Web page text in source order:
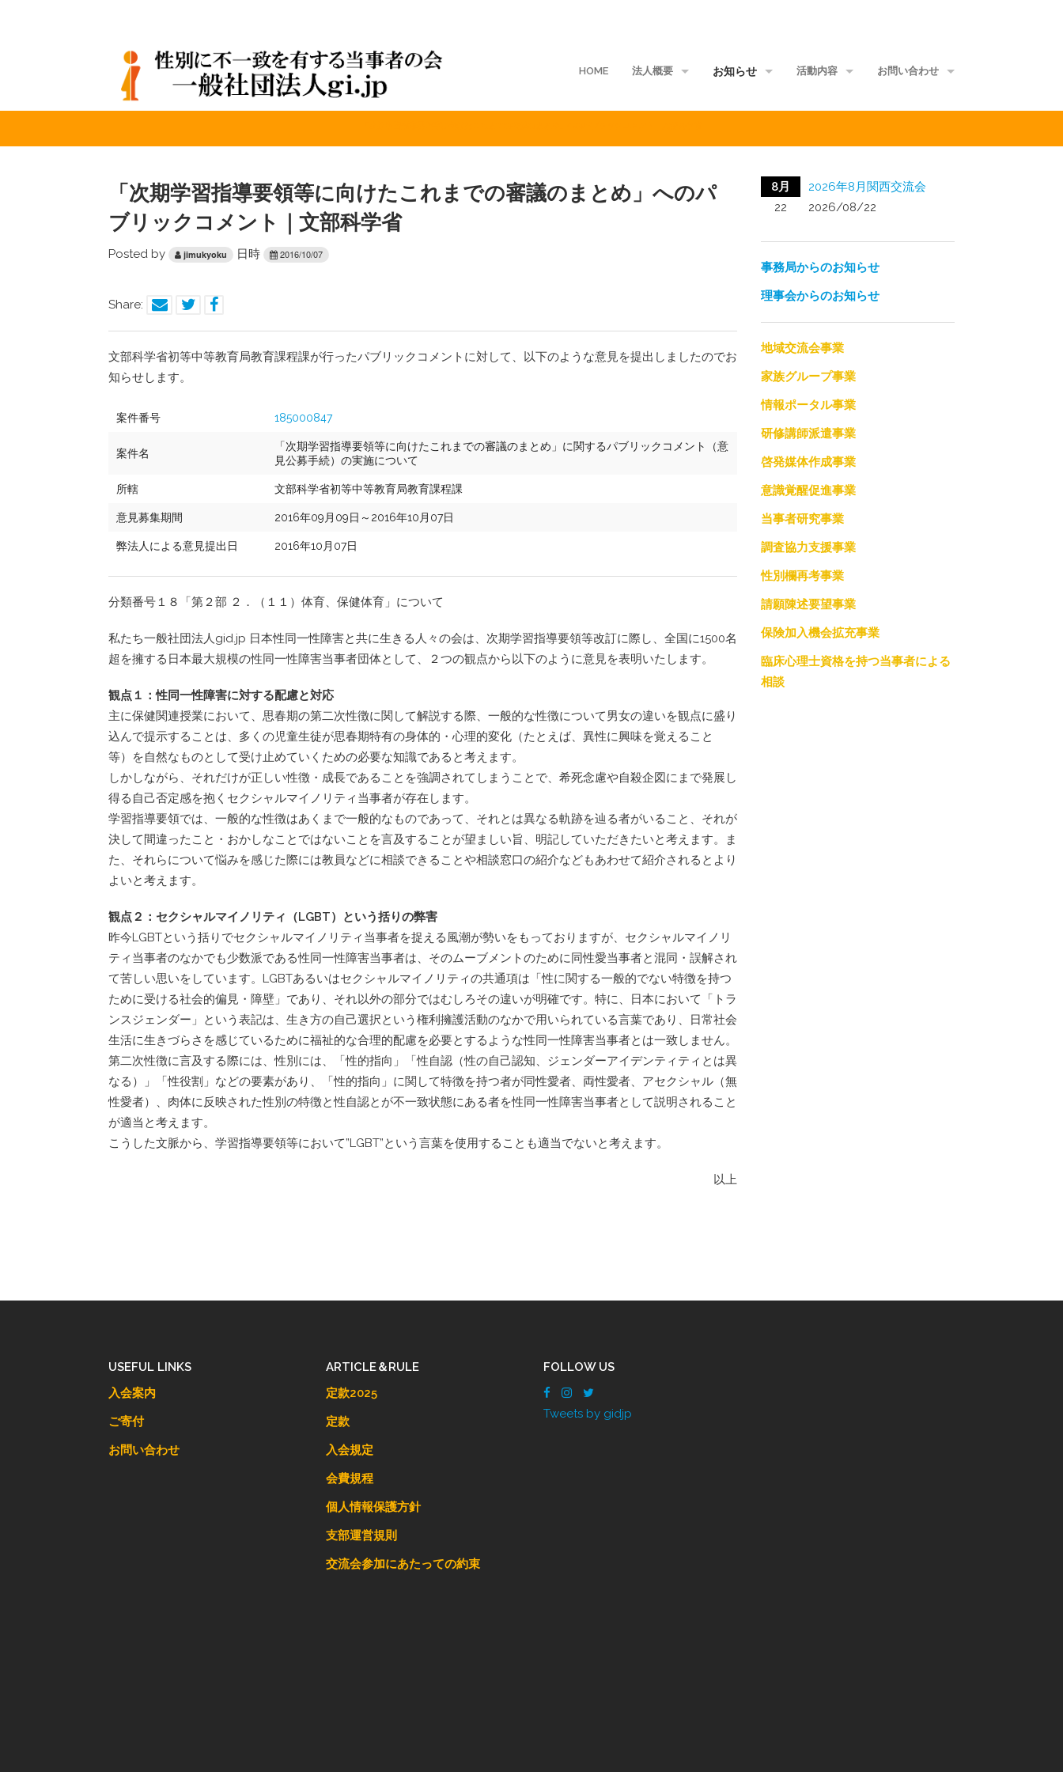
HOME 法人概要
ご寄付
お知らせ
メールマガジン
活動内容
情報ポータル事業
啓発媒体作成事業
当事者研究事業
調査協力支援事業
性別欄再考事業
保険加入機会拡充事業
臨床心理士資格を持つ当事者による相談
お問い合わせ
「次期学習指導要領等に向けたこれまでの審議のまとめ」へのパ
ブリックコメント｜文部科学省
Posted by jimukyoku 日時 2016/10/07
Share:
文部科学省初等中等教育局教育課程課が行ったパブリックコメントに対して、以下のような意見を提出しましたのでお
知らせします。
案件番号 185000847
案件名
「次期学習指導要領等に向けたこれまでの審議のまとめ」に関するパブリックコメント（意
見公募手続）の実施について
所轄 文部科学省初等中等教育局教育課程課
意見募集期間 2016年09月09日～2016年10月07日
弊法人による意見提出日 2016年10月07日
分類番号１８「第２部 ２．（１１）体育、保健体育」について
私たち一般社団法人gid.jp 日本性同一性障害と共に生きる人々の会は、次期学習指導要領等改訂に際し、全国に1500名
超を擁する日本最大規模の性同一性障害当事者団体として、２つの観点から以下のように意見を表明いたします。
観点１：性同一性障害に対する配慮と対応
主に保健関連授業において、思春期の第二次性徴に関して解説する際、一般的な性徴について男女の違いを観点に盛り
込んで提示することは、多くの児童生徒が思春期特有の身体的・心理的変化（たとえば、異性に興味を覚えること
等）を自然なものとして受け止めていくための必要な知識であると考えます。
しかしながら、それだけが正しい性徴・成長であることを強調されてしまうことで、希死念慮や自殺企図にまで発展し
得る自己否定感を抱くセクシャルマイノリティ当事者が存在します。
学習指導要領では、一般的な性徴はあくまで一般的なものであって、それとは異なる軌跡を辿る者がいること、それが
決して間違ったこと・おかしなことではないことを言及することが望ましい旨、明記していただきたいと考えます。ま
た、それらについて悩みを感じた際には教員などに相談できることや相談窓口の紹介などもあわせて紹介されるとより
よいと考えます。
観点２：セクシャルマイノリティ（LGBT）という括りの弊害
昨今LGBTという括りでセクシャルマイノリティ当事者を捉える風潮が勢いをもっておりますが、セクシャルマイノリ
ティ当事者のなかでも少数派である性同一性障害当事者は、そのムーブメントのために同性愛当事者と混同・誤解され
て苦しい思いをしています。LGBTあるいはセクシャルマイノリティの共通項は「性に関する一般的でない特徴を持つ
ために受ける社会的偏見・障壁」であり、それ以外の部分ではむしろその違いが明確です。特に、日本において「トラ
ンスジェンダー」という表記は、生き方の自己選択という権利擁護活動のなかで用いられている言葉であり、日常社会
生活に生きづらさを感じているために福祉的な合理的配慮を必要とするような性同一性障害当事者とは一致しません。
第二次性徴に言及する際には、性別には、「性的指向」「性自認（性の自己認知、ジェンダーアイデンティティとは異
なる）」「性役割」などの要素があり、「性的指向」に関して特徴を持つ者が同性愛者、両性愛者、アセクシャル（無
性愛者）、肉体に反映された性別の特徴と性自認とが不一致状態にある者を性同一性障害当事者として説明されること
が適当と考えます。
こうした文脈から、学習指導要領等において”LGBT”という言葉を使用することも適当でないと考えます。
以上
8月
22
2026年8月関西交流会
2026/08/22
事務局からのお知らせ
理事会からのお知らせ
地域交流会事業
家族グループ事業
情報ポータル事業
研修講師派遣事業
啓発媒体作成事業
意識覚醒促進事業
当事者研究事業
調査協力支援事業
性別欄再考事業
請願陳述要望事業
保険加入機会拡充事業
臨床心理士資格を持つ当事者による
相談
USEFUL LINKS
入会案内
ご寄付
お問い合わせ
ARTICLE＆RULE
定款2025
定款
入会規定
会費規程
個人情報保護方針
支部運営規則
交流会参加にあたっての約束
FOLLOW US
Tweets by gidjp